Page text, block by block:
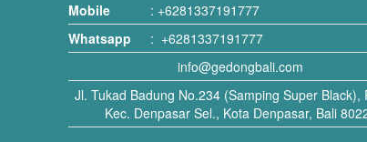
Mobile
: +6281337191777
Whatsapp
: +6281337191777
info@gedongbali.com
Jl. Tukad Badung No.234 (Samping Super Black),
Kec. Denpasar Sel., Kota Denpasar, Bali